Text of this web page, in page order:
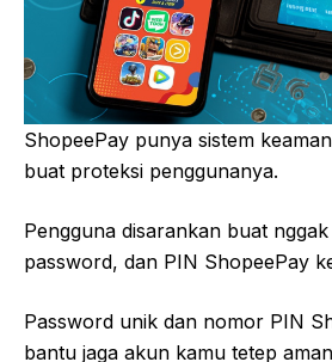
ShopeePay punya sistem
buat proteksi penggunanya.
Pengguna disarankan buat
password, dan PIN ShopeePay
Password unik dan nomor PIN
bantu jaga akun kamu tetep